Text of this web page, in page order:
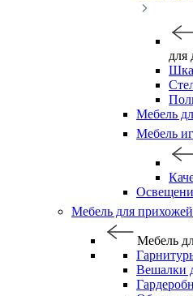
для
Мебель
Мебель
Мебель для прихожей
Мебель
Вешалки